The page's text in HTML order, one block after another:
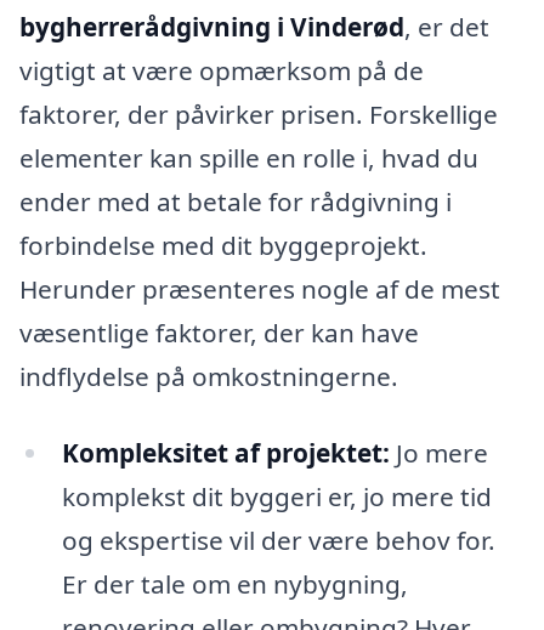
bygherrerådgivning i Vinderød, er det
vigtigt at være opmærksom på de
faktorer, der påvirker prisen. Forskellige
elementer kan spille en rolle i, hvad du
ender med at betale for rådgivning i
forbindelse med dit byggeprojekt.
Herunder præsenteres nogle af de mest
væsentlige faktorer, der kan have
indflydelse på omkostningerne.
Kompleksitet af projektet: Jo mere
komplekst dit byggeri er, jo mere tid
og ekspertise vil der være behov for.
Er der tale om en nybygning,